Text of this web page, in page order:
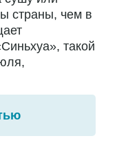
страны, чем в
такой